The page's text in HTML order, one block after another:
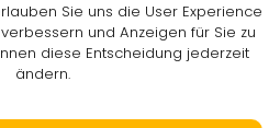
Sie uns die User Experience
und Anzeigen für Sie zu
diese Entscheidung jederzeit
ändern.